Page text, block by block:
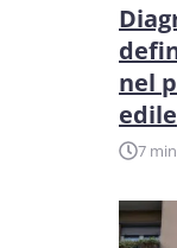
nel
edile
7